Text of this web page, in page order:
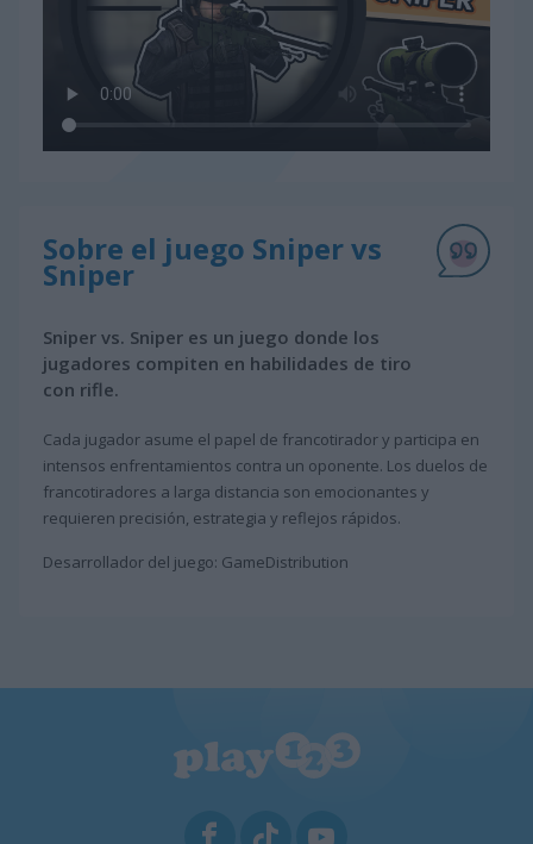
Sobre el juego Sniper vs
Sniper
Sniper vs. Sniper es un juego donde los
jugadores compiten en habilidades de tiro
con rifle.
Cada jugador asume el papel de francotirador y participa en
intensos enfrentamientos contra un oponente. Los duelos de
francotiradores a larga distancia son emocionantes y
requieren precisión, estrategia y reflejos rápidos.
Desarrollador del juego: GameDistribution